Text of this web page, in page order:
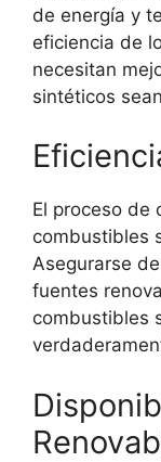
de energía y
eficiencia de
necesitan
sintéticos
El proceso de
combustibles
Asegurarse
fuentes
combustibles